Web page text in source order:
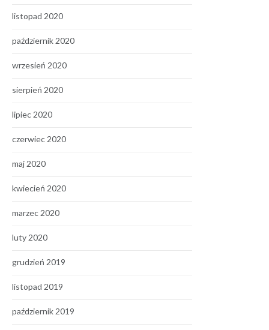
listopad 2020
październik 2020
wrzesień 2020
sierpień 2020
lipiec 2020
czerwiec 2020
maj 2020
kwiecień 2020
marzec 2020
luty 2020
grudzień 2019
listopad 2019
październik 2019